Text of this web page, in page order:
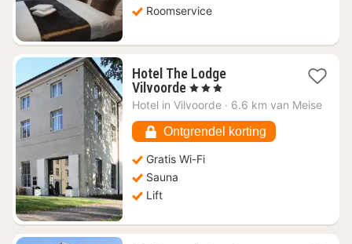
Roomservice
Hotel The Lodge
Vilvoorde1
nacht
€
86,67
, 3 Sterren
Hotel in Vilvoorde · 6.6 km van Meise
Ontgrendel korting
Gratis Wi-Fi
Sauna
Lift